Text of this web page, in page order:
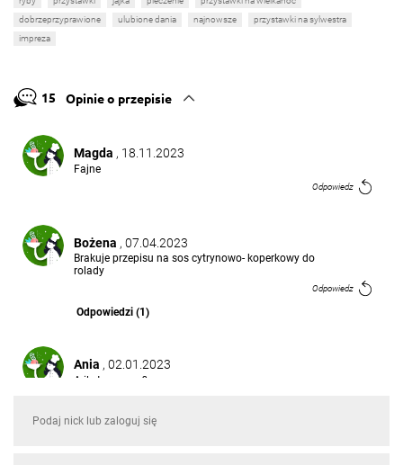
dobrzeprzyprawione
ulubione dania najnowsze
przystawki na sylwestra
impreza
15 Opinie o przepisie
Magda , 18.11.2023
Fajne
Odpowiedz
Bożena , 07.04.2023
Brakuje przepisu na sos cytrynowo- koperkowy do
rolady
Odpowiedz
Odpowiedzi (1)
Ania , 02.01.2023
A ile tego sera?
Odpowiedzi (1)